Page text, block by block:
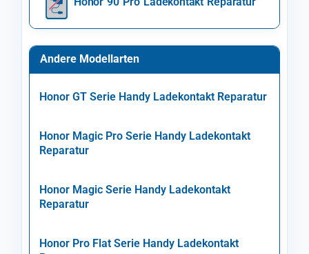
Andere Modellarten
Honor GT Serie Handy Ladekontakt Reparatur
Honor Magic Pro Serie Handy Ladekontakt
Reparatur
Honor Magic Serie Handy Ladekontakt
Reparatur
Honor Pro Flat Serie Handy Ladekontakt